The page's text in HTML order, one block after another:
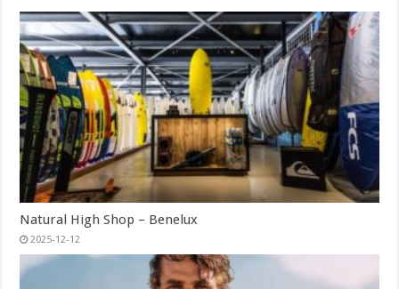
Natural High Shop – Benelux
2025-12-12